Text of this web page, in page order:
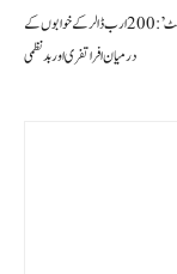
بھارت کا ‘AI سمٹ’: 200 ارب ڈالر کے خوابوں کے
درمیان افراتفری اور بدنظمی